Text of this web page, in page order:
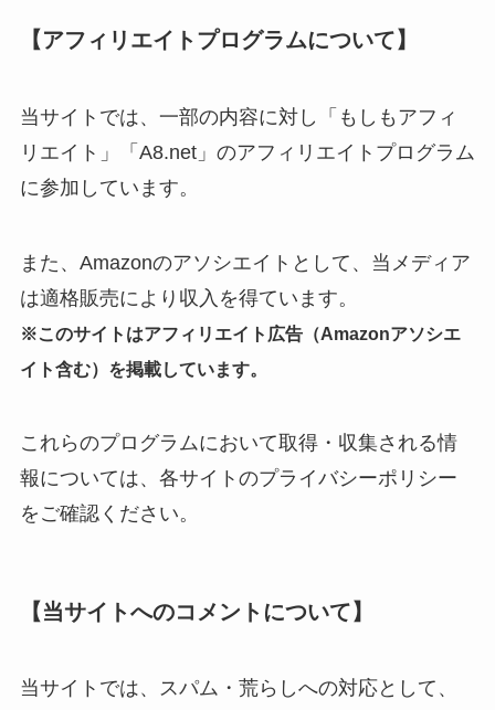
【アフィリエイトプログラムについて】
当サイトでは、一部の内容に対し「もしもアフィ
リエイト」「A8.net」のアフィリエイトプログラム
に参加しています。
また、Amazonのアソシエイトとして、当メディア
は適格販売により収入を得ています。
※このサイトはアフィリエイト広告（Amazonアソシエ
イト含む）を掲載しています。
これらのプログラムにおいて取得・収集される情
報については、各サイトのプライバシーポリシー
をご確認ください。
【当サイトへのコメントについて】
当サイトでは、スパム・荒らしへの対応として、